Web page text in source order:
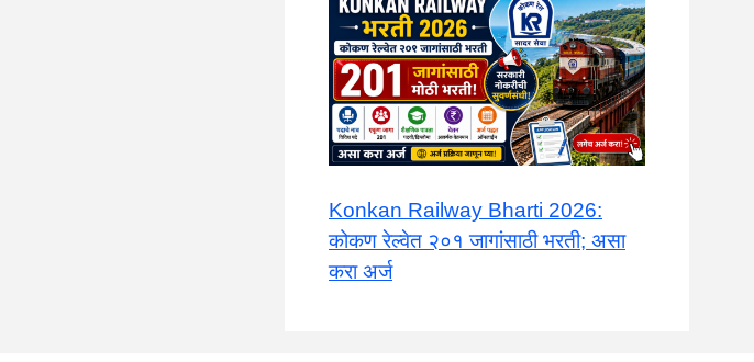
Konkan Railway Bharti 2026:
कोकण रेल्वेत २०१ जागांसाठी भरती; असा
करा अर्ज